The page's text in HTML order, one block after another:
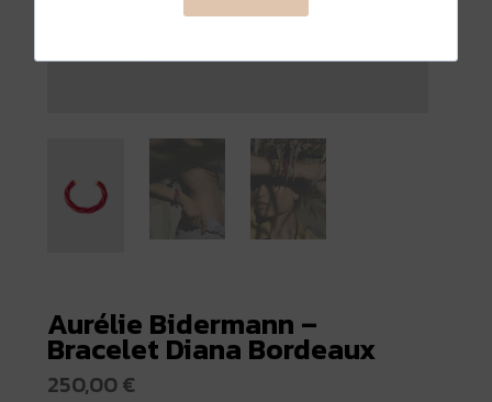
Aurélie Bidermann –
Bracelet Diana Bordeaux
250,00€